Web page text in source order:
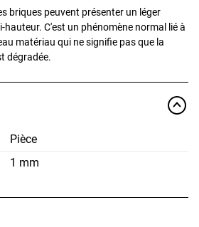
briques peuvent présenter un léger
C'est un phénomène normal lié à
matériau qui ne signifie pas que la
dégradée.
Pièce
1 mm